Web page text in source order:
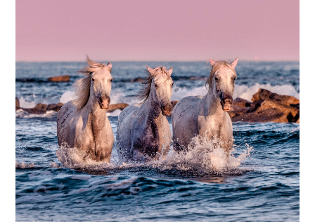
UNE EXPÉRIENCE UNIQUE